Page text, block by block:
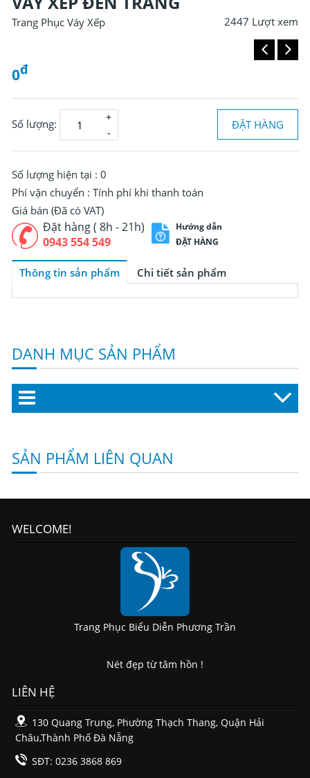
Trang Phục Váy Xếp 2447 Lượt xem
0đ
Số lượng: ĐẶT HÀNG
0Đ
Số lượng hiện tại : 0
Phí vận chuyển : Tính phí khi thanh toán
Giá bán (Đã có VAT)
Đặt hàng ( 8h - 21h)
0943 554 549
Hướng dẫn
ĐẶT HÀNG
Thông tin sản phẩm Chi tiết sản phẩm
DANH MỤC SẢN PHẨM
SẢN PHẨM LIÊN QUAN
WELCOME!
Trang Phục Biểu Diễn Phương Trần
Nét đẹp từ tâm hồn !
LIÊN HỆ
130 Quang Trung, Phường Thạch Thang, Quận Hải
Châu,Thành Phố Đà Nẵng
SĐT: 0236 3868 869